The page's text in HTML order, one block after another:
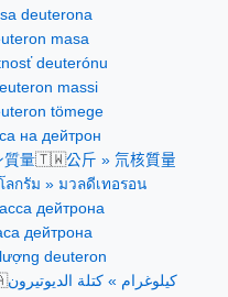
deuterona
masa
deuterónu
massi
tömege
на дейтрон
質量🇹🇼公斤 » 氘核質量
ลกรัม » มวลดีเทอรอน
дейтрона
дейтрона
deuteron
كيلوغرام » كتلة الديوتيرون